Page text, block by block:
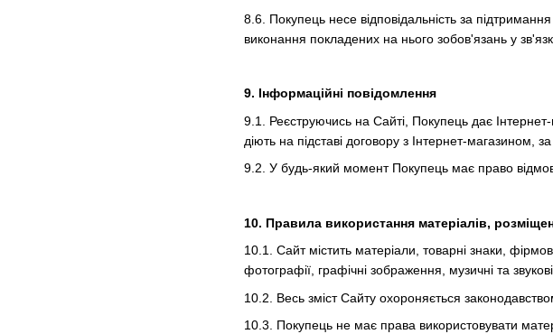
8.6. Покупець несе відповідальність за
виконання покладених на нього зобов'язань у
9. Інформаційні повідомлення
9.1. Реєструючись на Сайті, Покупець дає
діють на підставі договору з Інтернет-магазином,
9.2. У будь-який момент Покупець має право
10. Правила використання матеріалів,
10.1. Сайт містить матеріали, товарні знаки,
фотографії, графічні зображення, музичні та
10.2. Весь зміст Сайту охороняється
10.3. Покупець не має права використовувати